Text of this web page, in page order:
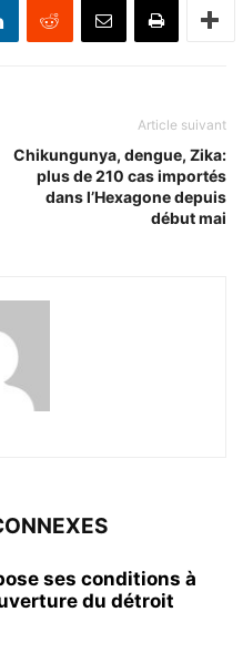
Article suivant
Chikungunya, dengue, Zika:
plus de 210 cas importés
dans l’Hexagone depuis
début mai
ses conditions à
du détroit